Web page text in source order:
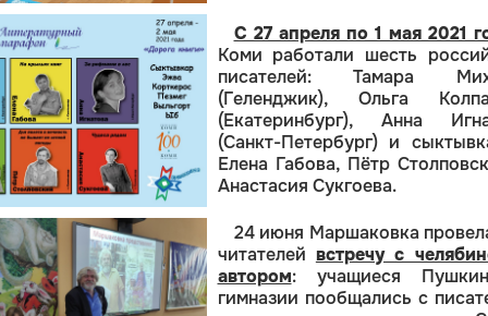
С 27 апреля по 1 мая 2021
Коми работали шесть
писателей: Тамара
(Геленджик), Ольга
(Екатеринбург), Анна
(Санкт-Петербург) и
Елена Габова, Пётр
Анастасия Сукгоева.
24 июня Маршаковка
читателей встречу с
автором: учащиеся
гимназии пообщались с